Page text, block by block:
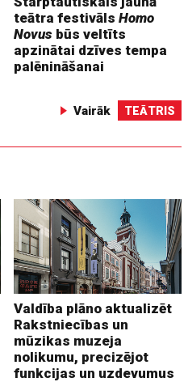
teātra festivālsHomo
Novus būs veltīts
apzinātai dzīves tempa
palēnināšanai
Vairāk TEĀTRIS
Valdība plāno aktualizēt
Rakstniecības un
mūzikas muzeja
nolikumu, precizējot
funkcijas un uzdevumus